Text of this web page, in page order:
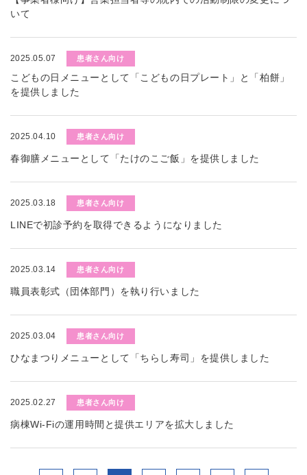
いて
2025.05.07 患者さん向け
こどもの日メニューとして「こどもの日プレート」と「柏餅」
を提供しました
2025.04.10 患者さん向け
春御膳メニューとして「たけのこご飯」を提供しました
2025.03.18 患者さん向け
LINEで初診予約を取得できるようになりました
2025.03.14 患者さん向け
職員表彰式（団体部門）を執り行いました
2025.03.04 患者さん向け
ひなまつりメニューとして「ちらし寿司」を提供しました
2025.02.27 患者さん向け
病棟Wi-Fiの運用時間と提供エリアを拡大しました